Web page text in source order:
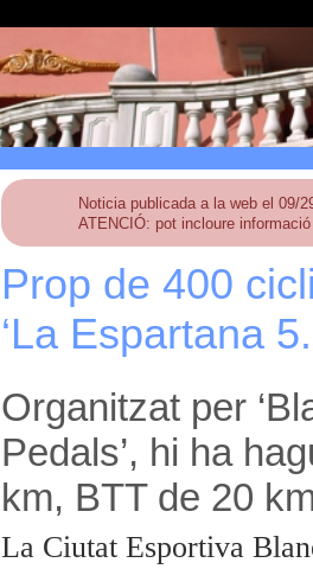
Noticia publicada a la web el 09/
ATENCIÓ: pot incloure
Prop de 400
‘La Espartana
Organitzat per
Pedals’, hi ha
km, BTT de 20
La Ciutat Esportiva